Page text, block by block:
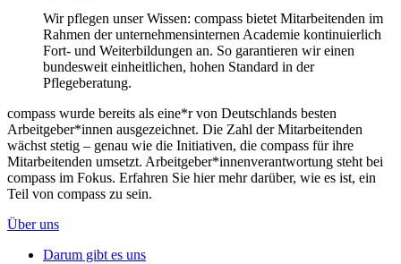
Wir pflegen unser Wissen: compass bietet Mitarbeitenden im
Rahmen der unternehmensinternen Academie kontinuierlich
Fort- und Weiterbildungen an. So garantieren wir einen
bundesweit einheitlichen, hohen Standard in der
Pflegeberatung.
compass wurde bereits als eine*r von Deutschlands besten
Arbeitgeber*innen ausgezeichnet. Die Zahl der Mitarbeitenden
wächst stetig – genau wie die Initiativen, die compass für ihre
Mitarbeitenden umsetzt. Arbeitgeber*innenverantwortung steht bei
compass im Fokus. Erfahren Sie hier mehr darüber, wie es ist, ein
Teil von compass zu sein.
Über uns
Darum gibt es uns